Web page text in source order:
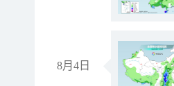
8月4日